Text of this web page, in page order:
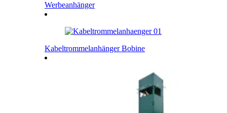
Werbeanhänger
Kabeltrommelanhänger Bobine